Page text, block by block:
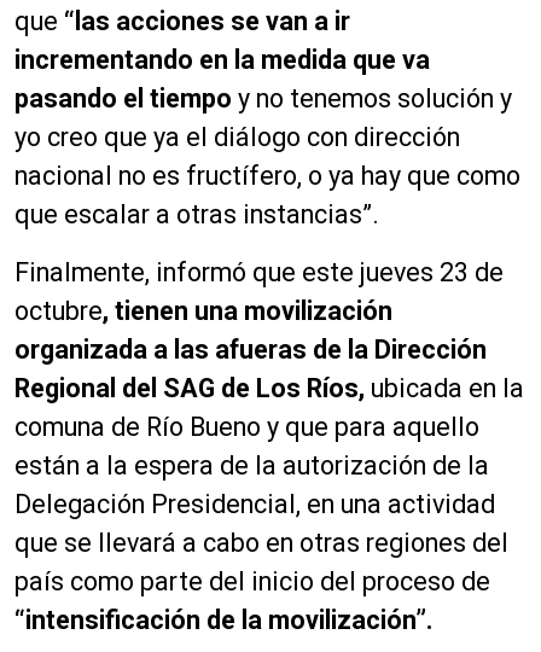
que “las acciones se van a ir
incrementando en la medida que va
pasando el tiempo y no tenemos solución y
yo creo que ya el diálogo con dirección
nacional no es fructífero, o ya hay que como
que escalar a otras instancias”.
Finalmente, informó que este jueves 23 de
octubre, tienen una movilización
organizada a las afueras de la Dirección
Regional del SAG de Los Ríos, ubicada en la
comuna de Río Bueno y que para aquello
están a la espera de la autorización de la
Delegación Presidencial, en una actividad
que se llevará a cabo en otras regiones del
país como parte del inicio del proceso de
“intensificación de la movilización”.